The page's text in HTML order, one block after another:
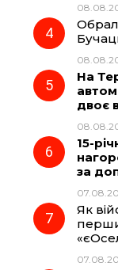
На
двоє
15-
за
Як